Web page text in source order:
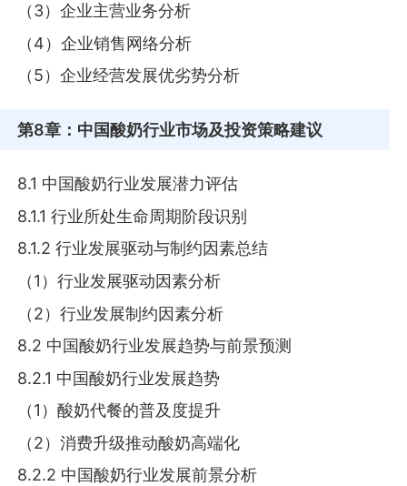
（3）企业主营业务分析
（4）企业销售网络分析
（5）企业经营发展优劣势分析
第8章 ：中国酸奶行业市场及投资策略建议
8.1 中国酸奶行业发展潜力评估
8.1.1 行业所处生命周期阶段识别
8.1.2 行业发展驱动与制约因素总结
（1）行业发展驱动因素分析
（2）行业发展制约因素分析
8.2 中国酸奶行业发展趋势与前景预测
8.2.1 中国酸奶行业发展趋势
（1）酸奶代餐的普及度提升
（2）消费升级推动酸奶高端化
8.2.2 中国酸奶行业发展前景分析